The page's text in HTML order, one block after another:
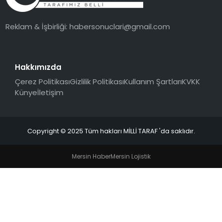
Reklam & İşbirliği:habersonuclari@gmail.com
Hakkımızda
Çerez PolitikasıGizlilik PolitikasıKullanım ŞartlarıKVKK
Künyeİletişim
Copyright © 2025 Tüm hakları MİLLİ TARAF 'da saklıdır.
Mersin HaberMersin Lojistik